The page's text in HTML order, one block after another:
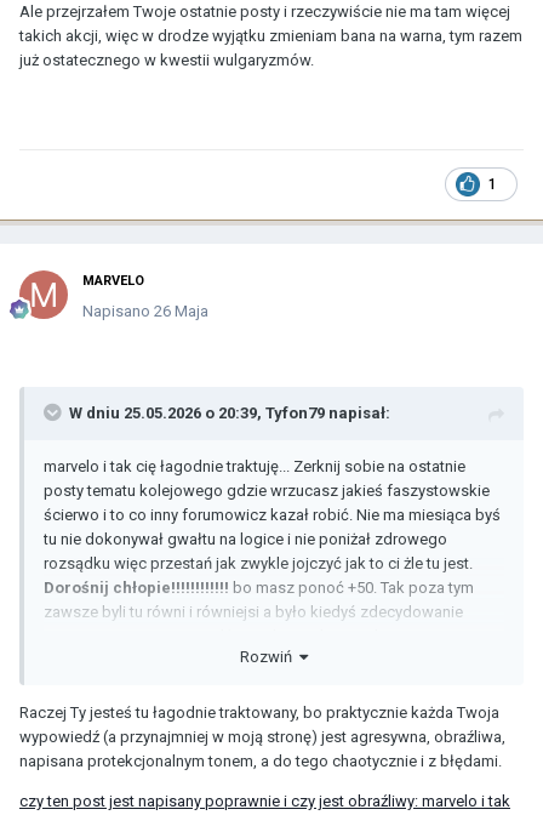
Ale przejrzałem Twoje ostatnie posty i rzeczywiście nie ma tam więcej
takich akcji, więc w drodze wyjątku zmieniam bana na warna, tym razem
już ostatecznego w kwestii wulgaryzmów.
1
MARVELO
Napisano 26 Maja
W dniu 25.05.2026 o 20:39, Tyfon79 napisał:
marvelo i tak cię łagodnie traktuję... Zerknij sobie na ostatnie
posty tematu kolejowego gdzie wrzucasz jakieś faszystowskie
ścierwo i to co inny forumowicz kazał robić. Nie ma miesiąca byś
tu nie dokonywał gwałtu na logice i nie poniżał zdrowego
rozsądku więc przestań jak zwykle jojczyć jak to ci żle tu jest.
Dorośnij chłopie!!!!!!!!!!!! bo masz ponoć +50. Tak poza tym
zawsze byli tu równi i równiejsi a było kiedyś zdecydowanie
Rozwiń
Raczej Ty jesteś tu łagodnie traktowany, bo praktycznie każda Twoja
wypowiedź (a przynajmniej w moją stronę) jest agresywna, obraźliwa,
napisana protekcjonalnym tonem, a do tego chaotycznie i z błędami.
czy ten post jest napisany poprawnie i czy jest obraźliwy: marvelo i tak